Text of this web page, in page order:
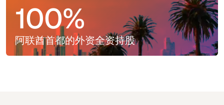
100%
阿联酋首都的外资全资持股